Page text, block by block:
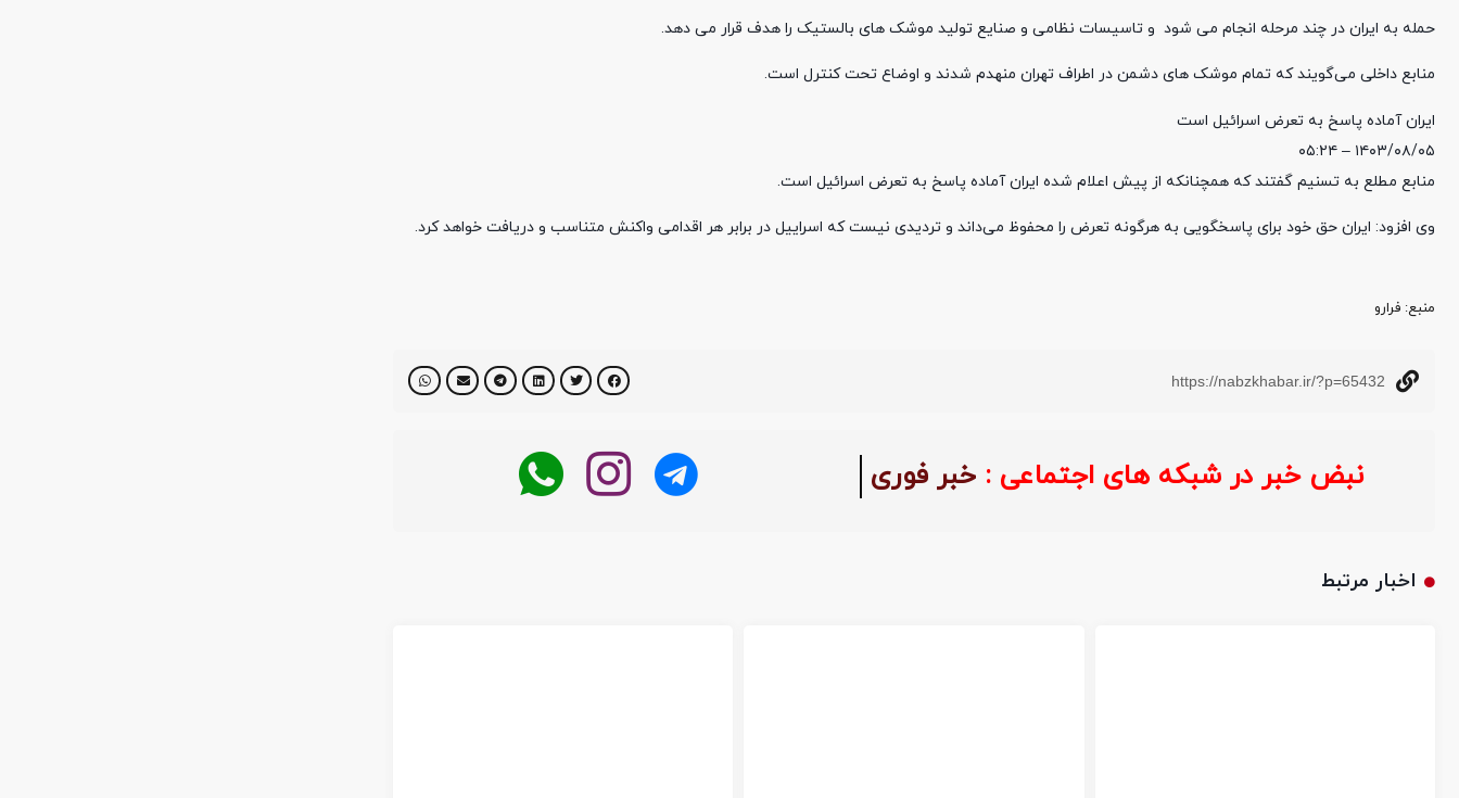
حمله به ایران در چند مرحله انجام می شود و تاسیسات نظامی و صنایع تولید موشک های بالستیک را هدف قرار می دهد.
منابع داخلی می‌گویند که تمام موشک های دشمن در اطراف تهران منهدم شدند و اوضاع تحت کنترل است.
ایران آماده پاسخ به تعرض اسرائیل است
۱۴۰۳/۰۸/۰۵ – ۰۵:۲۴
منابع مطلع به تسنیم گفتند که همچنانکه از پیش اعلام شده ایران آماده پاسخ به تعرض اسرائیل است.
وی افزود: ایران حق خود برای پاسخگویی به هرگونه تعرض را محفوظ می‌داند و تردیدی نیست که اسراییل در برابر هر اقدامی واکنش متناسب و دریافت خواهد کرد.
منبع‌: فرارو
https://nabzkhabar.ir/?p=65432
نبض خبر در شبکه های اجتماعی : خبر فوری
اخبار مرتبط